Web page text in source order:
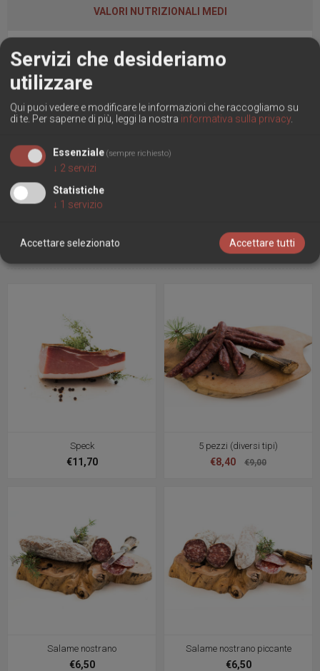
VALORI NUTRIZIONALI MEDI
Ingredienti:
carne suina
spezie
coriandolo
foglie di alloro
HANNO ACQUISTATO ANCHE
Speck
€11,70
5 pezzi (diversi tipi)
€8,40 €9,00
Salame nostrano
€6,50
Salame nostrano piccante
€6,50
Servizi che desideriamo
utilizzare
Qui puoi vedere e modificare le informazioni che raccogliamo su
di te. Per saperne di più, leggi la nostra informativa sulla privacy.
Essenziale (sempre richiesto)
↓ 2 servizi
Statistiche
↓ 1 servizio
Accettare selezionato Accettare tutti